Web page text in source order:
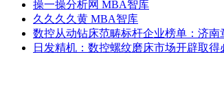
操一操分析网 MBA智库
久久久久黄 MBA智库
数控从动钻床范畴标杆企业榜单：济南
日发精机：数控螺纹磨床市场开辟取得